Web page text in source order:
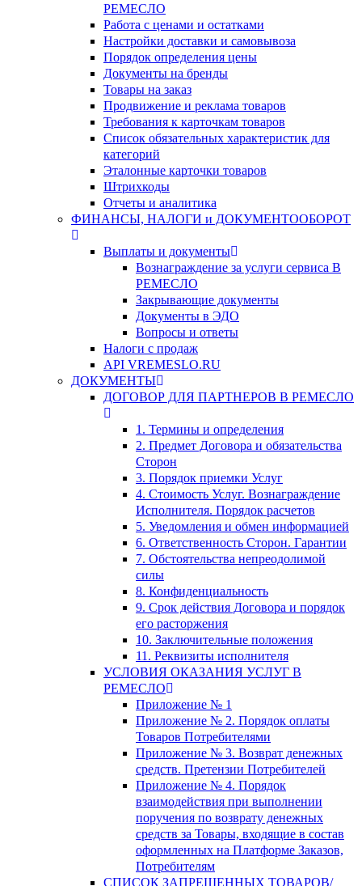
РЕМЕСЛО
Работа с ценами и остатками
Настройки доставки и самовывоза
Порядок определения цены
Документы на бренды
Товары на заказ
Продвижение и реклама товаров
Требования к карточкам товаров
Cписок обязательных характеристик для
категорий
Эталонные карточки товаров
Штрихкоды
Отчеты и аналитика
ФИНАНСЫ, НАЛОГИ и ДОКУМЕНТООБОРОТ
Выплаты и документы
Вознаграждение за услуги сервиса В
РЕМЕСЛО
Закрывающие документы
Документы в ЭДО
Вопросы и ответы
Налоги с продаж
API VREMESLO.RU
ДОКУМЕНТЫ
ДОГОВОР ДЛЯ ПАРТНЕРОВ В РЕМЕСЛО
1. Термины и определения
2. Предмет Договора и обязательства
Сторон
3. Порядок приемки Услуг
4. Стоимость Услуг. Вознаграждение
Исполнителя. Порядок расчетов
5. Уведомления и обмен информацией
6. Ответственность Сторон. Гарантии
7. Обстоятельства непреодолимой
силы
8. Конфиденциальность
9. Срок действия Договора и порядок
его расторжения
10. Заключительные положения
11. Реквизиты исполнителя
УСЛОВИЯ ОКАЗАНИЯ УСЛУГ В
РЕМЕСЛО
Приложение № 1
Приложение № 2. Порядок оплаты
Товаров Потребителями
Приложение № 3. Возврат денежных
средств. Претензии Потребителей
Приложение № 4. Порядок
взаимодействия при выполнении
поручения по возврату денежных
средств за Товары, входящие в состав
оформленных на Платформе Заказов,
Потребителям
СПИСОК ЗАПРЕЩЕННЫХ ТОВАРОВ/